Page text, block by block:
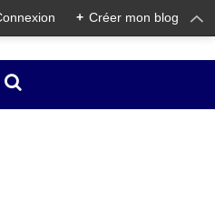
+ Créer mon blog